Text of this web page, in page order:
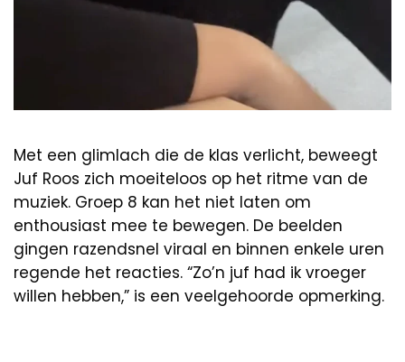
Met een glimlach die de klas verlicht, beweegt
Juf Roos zich moeiteloos op het ritme van de
muziek. Groep 8 kan het niet laten om
enthousiast mee te bewegen. De beelden
gingen razendsnel viraal en binnen enkele uren
regende het reacties. “Zo’n juf had ik vroeger
willen hebben,” is een veelgehoorde opmerking.